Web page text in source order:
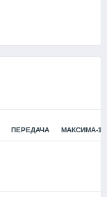
ПЕРЕДАЧА МАКСИМА-12